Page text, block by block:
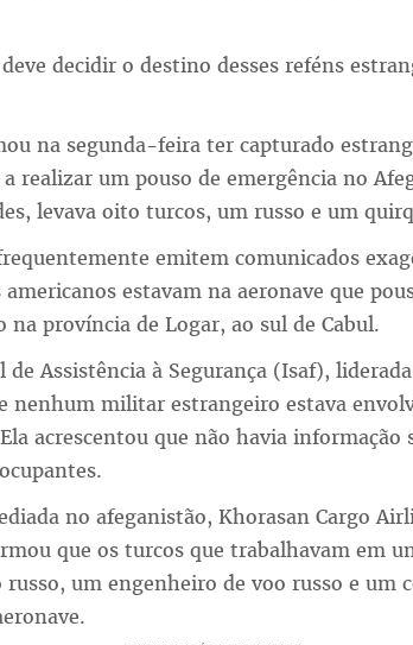
decidir o destino desses reféns
na segunda-feira ter capturado
realizar um pouso de emergência no
levava oito turcos, um russo e um
emitem comunicados
estavam na aeronave que
na província de Logar, ao sul de Cabul.
Assistência à Segurança (Isaf),
nenhum militar estrangeiro estava
acrescentou que não havia informação
no afeganistão, Khorasan Cargo
que os turcos que trabalhavam em
um engenheiro de voo russo e um